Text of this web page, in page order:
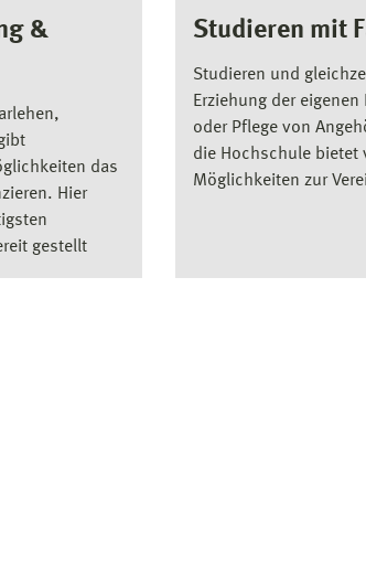
&
das
Hier
gestellt
Studieren mit
Studieren und
Erziehung der eigenen
oder Pflege von
die Hochschule bietet
Möglichkeiten zur